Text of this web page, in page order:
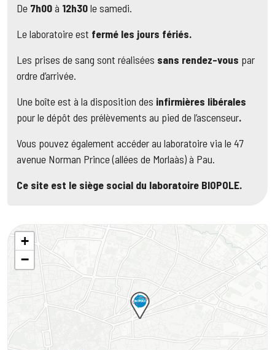
De 7h00à 12h30le samedi.
Le laboratoire est fermé les jours fériés.
Les prises de sang sont réalisées sans rendez-vous par
ordre d’arrivée.
Une boîte est à la disposition des infirmières libérales
pour le dépôt des prélèvements au pied de l’ascenseur.
Vous pouvez également accéder au laboratoire via le 47
avenue Norman Prince (allées de Morlaàs) à Pau.
Ce site est le siège social du laboratoire BIOPOLE.
+
−